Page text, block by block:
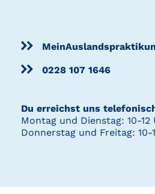
0228 107 1646
Du erreichst uns
Montag und Dienstag: 10-12
Donnerstag und Freitag: 10-